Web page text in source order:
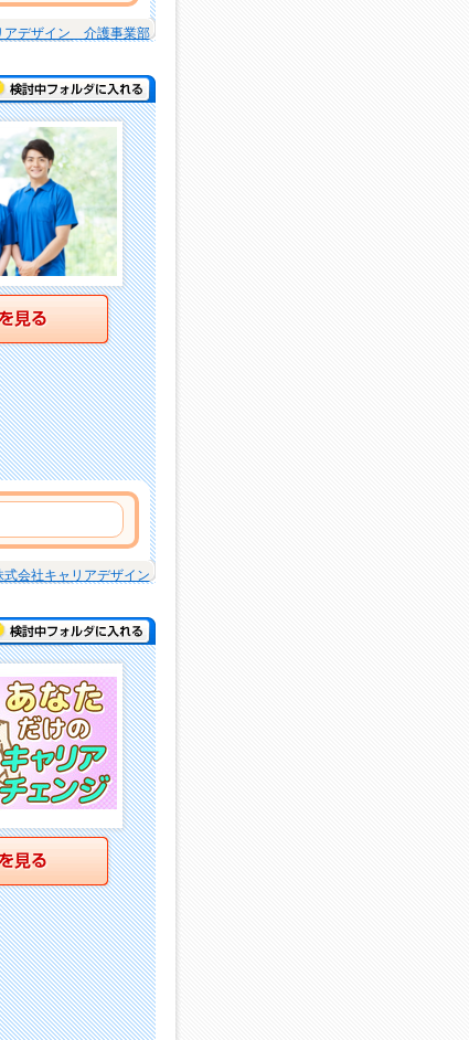
アデザイン 介護事業部
中フォルダに入れる
式会社キャリアデザイン
中フォルダに入れる